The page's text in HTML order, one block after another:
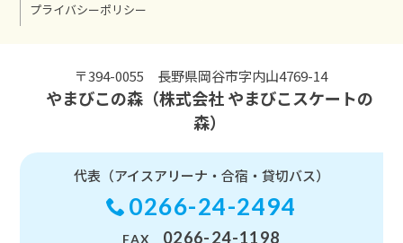
プライバシーポリシー
〒394-0055 長野県岡谷市字内山4769-14
やまびこの森（株式会社 やまびこスケートの
森）
代表（アイスアリーナ・合宿・貸切バス）
0266-24-2494
FAX 0266-24-1198